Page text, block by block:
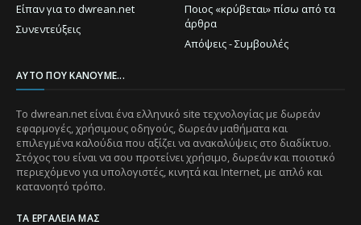
Είπαν για το dwrean.net
Ποιος «κρύβεται» πίσω από τα
άρθρα
Συνεντεύξεις
Απόψεις - Συμβουλές
ΑΥΤΌ ΠΟΥ ΚΆΝΟΥΜΕ...
Το dwrean.net είναι ένα ελληνικό site τεχνολογίας με δωρεάν
εφαρμογές, χρήσιμους οδηγούς, δωρεάν μαθήματα και
επιλεγμένα καλούδια που αξίζει να ανακαλύψεις στο διαδίκτυο.
Στόχος του είναι να σου προτείνει χρήσιμο, δωρεάν και ποιοτικό
περιεχόμενο για υπολογιστές, κινητά και Internet, με απλό και
κατανοητό τρόπο.
ΤΑ ΕΡΓΑΛΕΊΑ ΜΑΣ